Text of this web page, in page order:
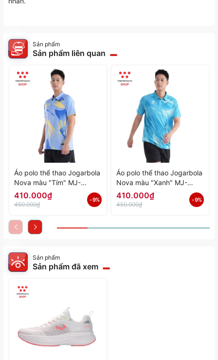
Sản phẩm
Sản phẩm liên quan
Áo polo thể thao Jogarbola
Nova màu "Tím" MJ-
A4197-04 - Hàng Chính
Hãng
410.000₫
450.000₫
- 9%
Áo polo thể thao Jogarbola
Nova màu "Xanh" MJ-
A4197-03 - Hàng Chính
Hãng
410.000₫
450.000₫
- 9%
Sản phẩm
Sản phẩm đã xem